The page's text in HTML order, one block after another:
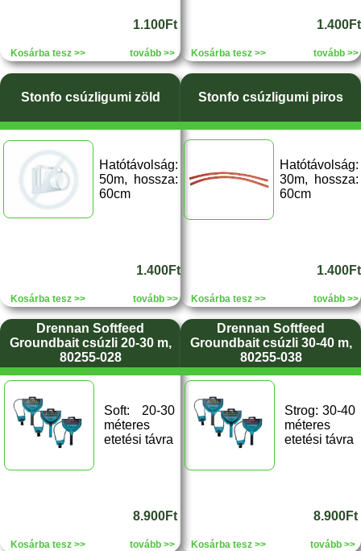
1.100Ft
Kosárba tesz >> tovább >>
1.400Ft
Kosárba tesz >> tovább >>
Stonfo csúzligumi zöld
Hatótávolság:
50m, hossza:
60cm
1.400Ft
Kosárba tesz >> tovább >>
Stonfo csúzligumi piros
Hatótávolság:
30m, hossza:
60cm
1.400Ft
Kosárba tesz >> tovább >>
Drennan Softfeed
Groundbait csúzli 20-30 m,
80255-028
Soft: 20-30
méteres
etetési távra
8.900Ft
Kosárba tesz >> tovább >>
Drennan Softfeed
Groundbait csúzli 30-40 m,
80255-038
Strog: 30-40
méteres
etetési távra
8.900Ft
Kosárba tesz >> tovább >>